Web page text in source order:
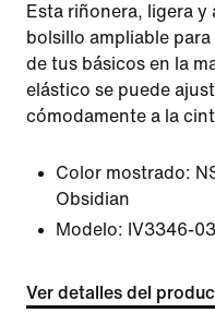
Esta riñonera, ligera
bolsillo ampliable
de tus básicos en la
elástico se puede
cómodamente a la
Color mostrado:
Obsidian
Modelo: IV3346-
Ver detalles del